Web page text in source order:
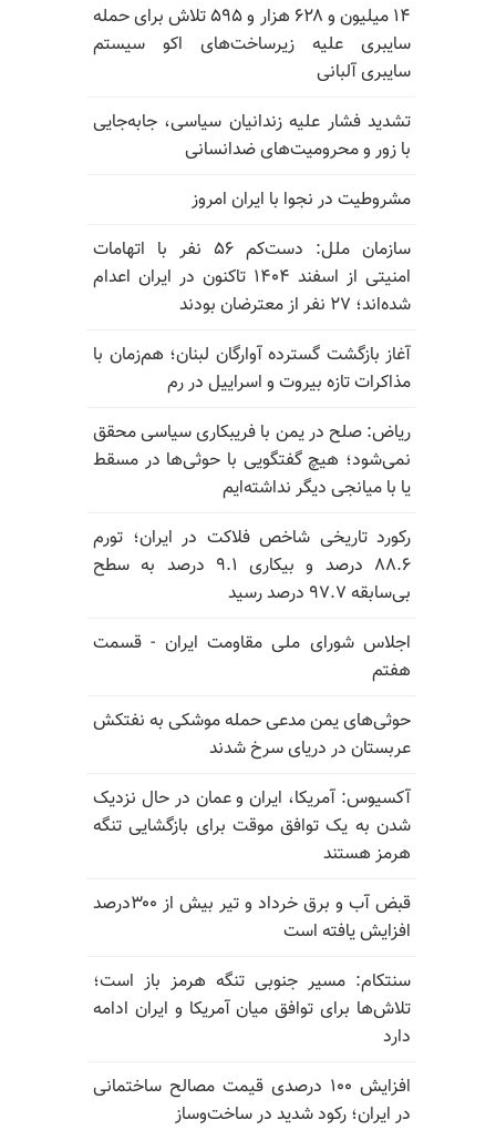
۱۴ میلیون و ۶۲۸ هزار و ۵۹۵ تلاش برای حمله
سایبری علیه زیرساخت‌های اکو سیستم
سایبری آلبانی
تشدید فشار علیه زندانیان سیاسی، جابه‌جایی
با زور و محرومیت‌های ضدانسانی
مشروطیت در نجوا با ایران امروز
سازمان ملل: دست‌کم ۵۶ نفر با اتهامات
امنیتی از اسفند ۱۴۰۴ تاکنون در ایران اعدام
شده‌اند؛ ۲۷ نفر از معترضان بودند
آغاز بازگشت گسترده آوارگان لبنان؛ هم‌زمان با
مذاکرات تازه بیروت و اسراییل در رم
ریاض: صلح در یمن با فریبکاری سیاسی محقق
نمی‌شود؛ هیچ گفتگویی با حوثی‌ها در مسقط
یا با میانجی دیگر نداشته‌ایم
رکورد تاریخی شاخص فلاکت در ایران؛ تورم
۸۸.۶ درصد و بیکاری ۹.۱ درصد به سطح
بی‌سابقه ۹۷.۷ درصد رسید
اجلاس شورای ملی مقاومت ایران - قسمت
هفتم
حوثی‌های یمن مدعی حمله موشکی به نفتکش
عربستان در دریای سرخ شدند
آکسیوس: آمریکا، ایران و عمان در حال نزدیک
شدن به یک توافق موقت برای بازگشایی تنگه
هرمز هستند
قبض آب و برق خرداد و تیر بیش از ۳۰۰درصد
افزایش یافته است
سنتکام: مسیر جنوبی تنگه هرمز باز است؛
تلاش‌ها برای توافق میان آمریکا و ایران ادامه
دارد
افزایش ۱۰۰ درصدی قیمت مصالح ساختمانی
در ایران؛ رکود شدید در ساخت‌وساز